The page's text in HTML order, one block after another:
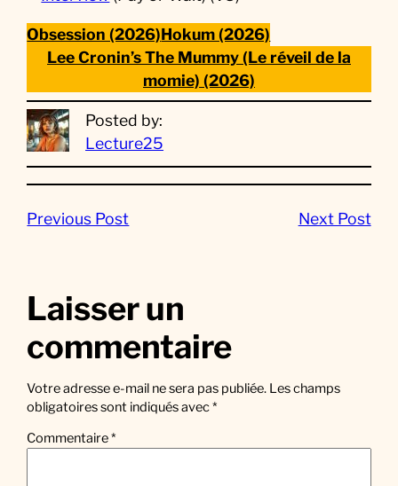
Obsession (2026)Hokum (2026)
Lee Cronin’s The Mummy (Le réveil de la
momie) (2026)
Posted by:
Lecture25
Previous Post Next Post
Laisser un
commentaire
Votre adresse e-mail ne sera pas publiée. Les champs
obligatoires sont indiqués avec*
Commentaire*